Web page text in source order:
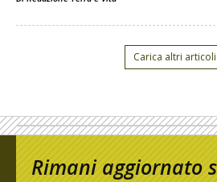
Carica altri articoli
Rimani aggiornato